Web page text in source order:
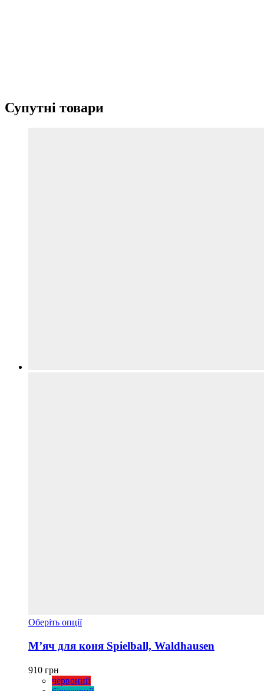
Супутні товари
Оберіть опціїЦей
має
кілька
Параметри
можна
М’яч для коня Spielball, Waldhausen
910 грн
червоний